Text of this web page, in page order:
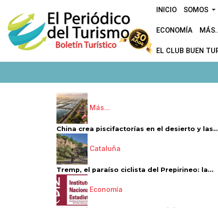
INICIO SOMOS
ECONOMÍA
EL CLUB BUEN
Más...
China crea piscifactorías en el desierto y las...
Cataluña
Tremp, el paraíso ciclista del Prepirineo: la...
Economía